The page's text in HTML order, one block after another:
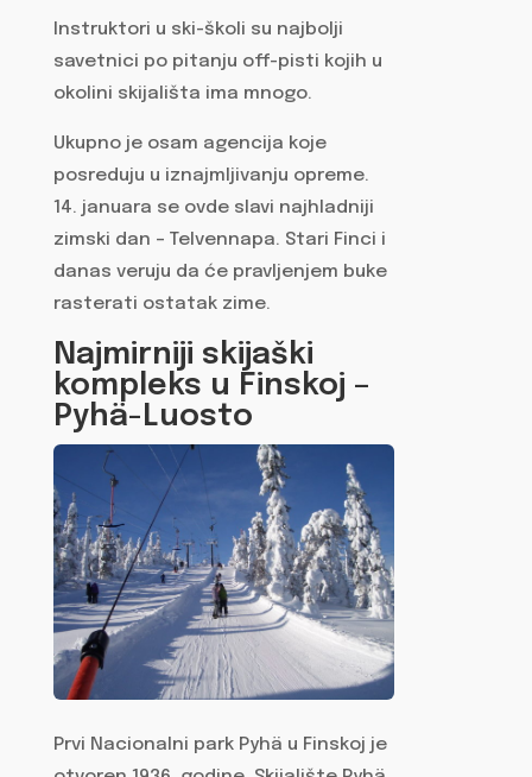
Instruktori u ski-školi su najbolji
savetnici po pitanju off-pisti kojih u
okolini skijališta ima mnogo.
Ukupno je osam agencija koje
posreduju u iznajmljivanju opreme.
14. januara se ovde slavi najhladniji
zimski dan – Telvennapa. Stari Finci i
danas veruju da će pravljenjem buke
rasterati ostatak zime.
Najmirniji skijaški
kompleks u Finskoj –
Pyhä-Luosto
Prvi Nacionalni park Pyhä u Finskoj je